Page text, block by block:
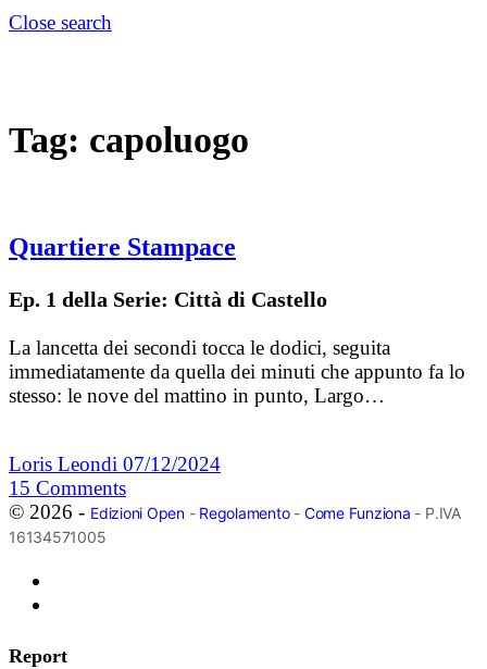
Close search
Tag: capoluogo
Quartiere Stampace
Ep. 1 della Serie: Città di Castello
La lancetta dei secondi tocca le dodici, seguita
immediatamente da quella dei minuti che appunto fa lo
stesso: le nove del mattino in punto, Largo…
Loris Leondi 07/12/2024
15 Comments
© 2026 - Edizioni Open- Regolamento- Come Funziona - P.IVA
16134571005
Report